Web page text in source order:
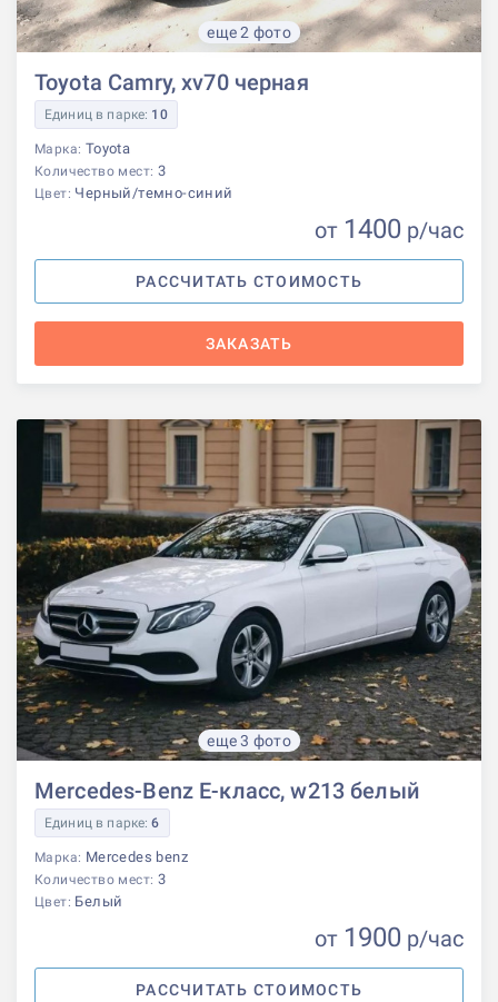
еще 2 фото
Toyota Camry, xv70 черная
Единиц в парке: 10
Марка: Toyota
Количество мест: 3
Цвет: Черный/темно-синий
от 1400 р/час
РАССЧИТАТЬ СТОИМОСТЬ
ЗАКАЗАТЬ
еще 3 фото
Mercedes-Benz E-класс, w213 белый
Единиц в парке:6
Марка: Mercedes benz
Количество мест: 3
Цвет: Белый
от 1900 р/час
РАССЧИТАТЬ СТОИМОСТЬ